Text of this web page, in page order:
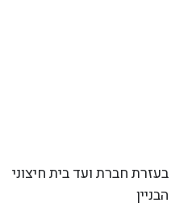
חברת ועד בית חיצוני